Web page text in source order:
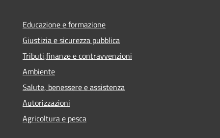
Educazione e formazione
Giustizia e sicurezza pubblica
Tributi,finanze e contravvenzioni
Ambiente
Salute, benessere e assistenza
Autorizzazioni
Agricoltura e pesca